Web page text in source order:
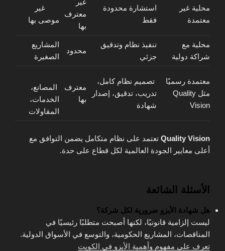
محلية غير
معتمدة
استشارة محدودة
فقط
غير
معترف
بها
غير
موصى بها
محلية مع
شراكة دولية
تنفيذ نظام وتدقيق
جزئي
محدود
المشاريع
الصغيرة
معتمدة رسميًا
مثل Quality
Vision
تصميم نظام كامل،
تدريب، تدقيق، إصدار
شهادة
معترف
بها
المصانع،
الخدمات،
المقاولات
Quality Vision تعتمد على نظام متكامل يضمن التوافق مع
أعلى معايير الجودة العالمية لكل قطاع على حدة.
الأسئلة الشائعة
هل شهادة الأيزو ضرورية لكل شركة؟
ليست إلزامية قانونيًا، لكنها أصبحت متطلبًا رئيسيًا في
المناقصات، المشاريع الحكومية، والتوسع في الأسواق الدولية.
تعرف على مفهوم وأهمية الأيزو في الكويت